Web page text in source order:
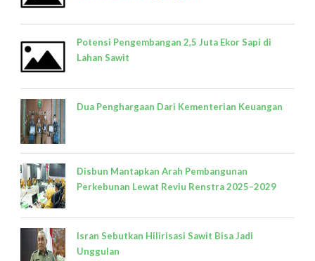
Potensi Pengembangan 2,5 Juta Ekor Sapi di
Lahan Sawit
Dua Penghargaan Dari Kementerian Keuangan
Disbun Mantapkan Arah Pembangunan
Perkebunan Lewat Reviu Renstra 2025–2029
Isran Sebutkan Hilirisasi Sawit Bisa Jadi
Unggulan